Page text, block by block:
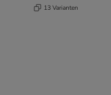
13 Varianten